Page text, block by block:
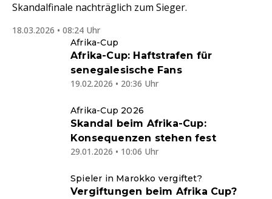
Skandalfinale nachträglich zum Sieger.
18.03.2026 • 08:24 Uhr
Afrika-Cup
Afrika-Cup: Haftstrafen für
senegalesische Fans
19.02.2026 • 20:36 Uhr
Afrika-Cup 2026
Skandal beim Afrika-Cup:
Konsequenzen stehen fest
29.01.2026 • 10:06 Uhr
Spieler in Marokko vergiftet?
Vergiftungen beim Afrika Cup?